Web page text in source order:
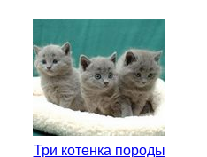
Три котенка породы